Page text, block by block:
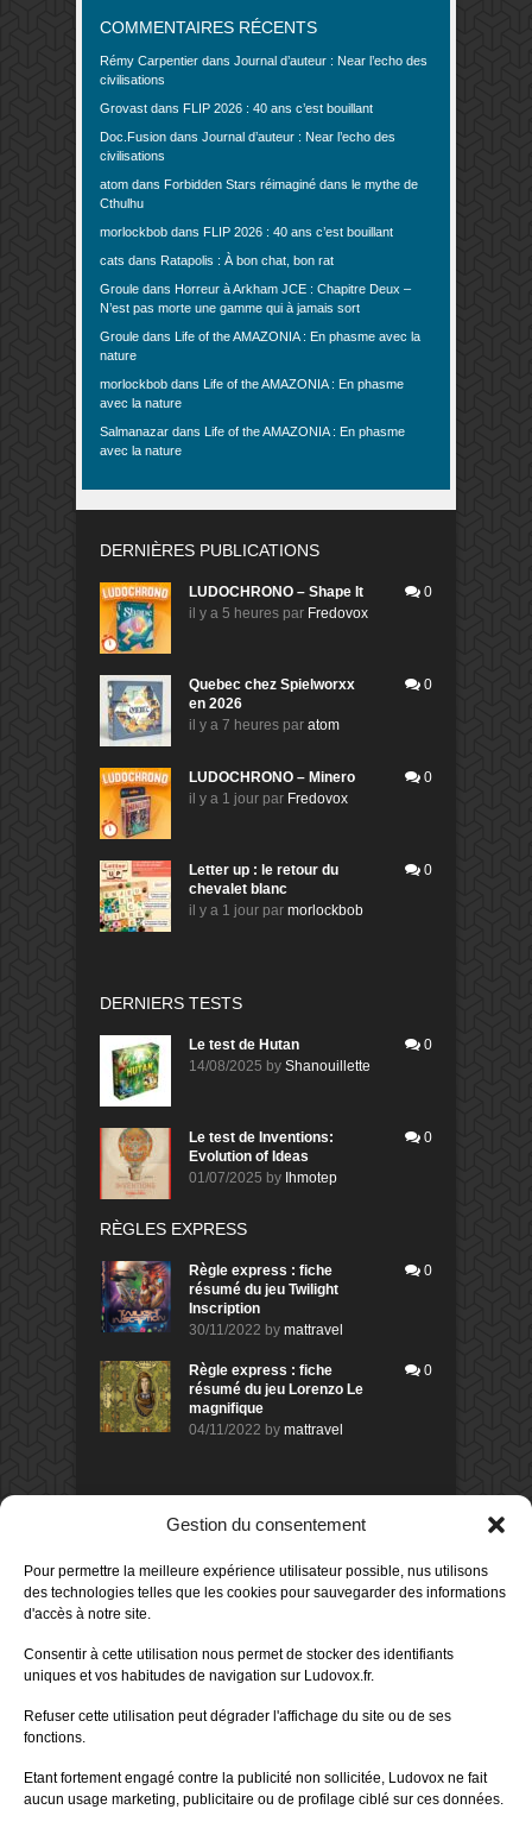
Gestion du consentement
Pour permettre la meilleure expérience utilisateur possible, nus utilisons
des technologies telles que les cookies pour sauvegarder des informations
d'accès à notre site.
Consentir à cette utilisation nous permet de stocker des identifiants
uniques et vos habitudes de navigation sur Ludovox.fr.
Refuser cette utilisation peut dégrader l'affichage du site ou de ses
fonctions.
Etant fortement engagé contre la publicité non sollicitée, Ludovox ne fait
aucun usage marketing, publicitaire ou de profilage ciblé sur ces données.
COMMENTAIRES RÉCENTS
Rémy Carpentier dans Journal d’auteur : Near l’echo des
civilisations
Grovast dans FLIP 2026 : 40 ans c’est bouillant
Doc.Fusion dans Journal d’auteur : Near l’echo des
civilisations
atom dans Forbidden Stars réimaginé dans le mythe de
Cthulhu
morlockbob dans FLIP 2026 : 40 ans c’est bouillant
cats dans Ratapolis : À bon chat, bon rat
Groule dans Horreur à Arkham JCE : Chapitre Deux –
N’est pas morte une gamme qui à jamais sort
Groule dans Life of the AMAZONIA : En phasme avec la
nature
morlockbob dans Life of the AMAZONIA : En phasme
avec la nature
Salmanazar dans Life of the AMAZONIA : En phasme
avec la nature
DERNIÈRES PUBLICATIONS
LUDOCHRONO – Shape It
il y a 5 heures par Fredovox
0
Quebec chez Spielworxx
en 2026
il y a 7 heures par atom
0
LUDOCHRONO – Minero
il y a 1 jour par Fredovox
0
Letter up : le retour du
chevalet blanc
il y a 1 jour par morlockbob
0
DERNIERS TESTS
Le test de Hutan
14/08/2025 by Shanouillette
0
Le test de Inventions:
Evolution of Ideas
01/07/2025 by Ihmotep
0
RÈGLES EXPRESS
Règle express : fiche
résumé du jeu Twilight
Inscription
30/11/2022 by mattravel
0
Règle express : fiche
résumé du jeu Lorenzo Le
magnifique
04/11/2022 by mattravel
0
Sur le jeu Detective Box - Ciao
Bella
Avis demorlockbob
Sur le jeu Detective Box - Ciao
Publié leil y a 1 jour
80%
Sur le jeu Aeterna
Publié leil y a 2 jours